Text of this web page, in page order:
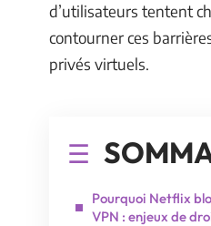
d’utilisateurs tentent
contourner ces
privés virtuels.
Pourquoi Netflix
VPN : enjeux de